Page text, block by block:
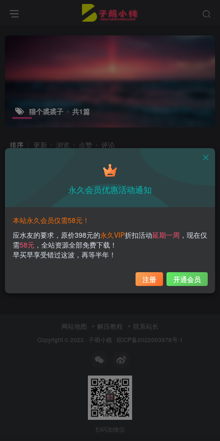
猫个裘裘子 共1篇
排序 更新 浏览 点赞 评论
蜜汁猫裘全部摄影集作品免费鉴赏
付费资源 ￥12.9 精选合集
网站地图 解压教程 联系站长
Copyright © 2022 · 子萌小栈 · 琼ICP备2022003978号-1
扫码加微信
永久会员优惠活动通知
本站永久会员仅需58元！
应水友的要求，原价398元的永久VIP折扣活动延期一周 ，现在仅
需58元 ，全站资源全部免费下载！
早买早享受错过这波，再等半年！
注册 开通会员